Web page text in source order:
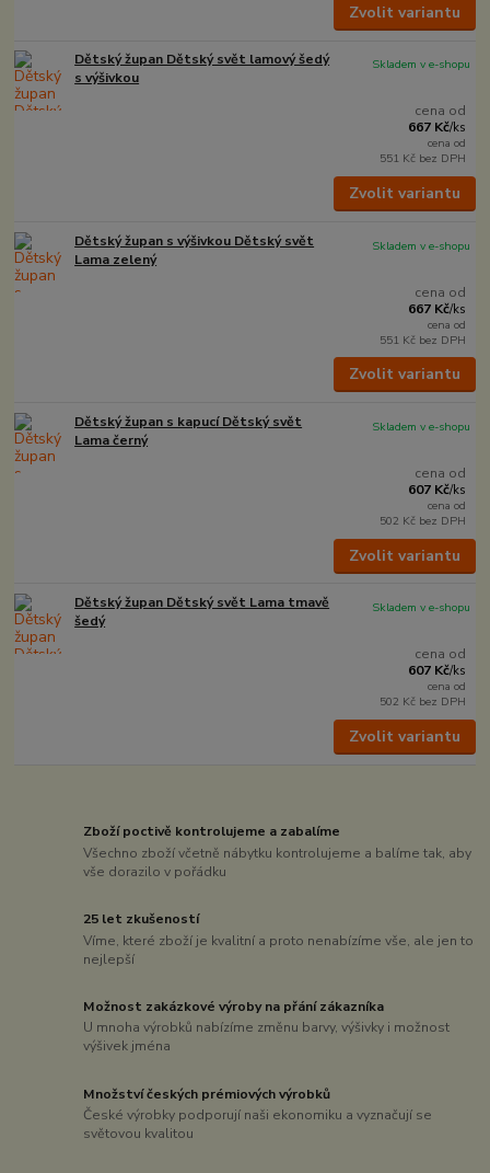
Zvolit variantu
Dětský župan Dětský svět lamový šedý
s výšivkou
cena od
667 Kč/ks
cena od
551 Kč bez DPH
Skladem v e-shopu
Zvolit variantu
Dětský župan s výšivkou Dětský svět
Lama zelený
cena od
667 Kč/ks
cena od
551 Kč bez DPH
Skladem v e-shopu
Zvolit variantu
Dětský župan s kapucí Dětský svět
Lama černý
cena od
607 Kč/ks
cena od
502 Kč bez DPH
Skladem v e-shopu
Zvolit variantu
Dětský župan Dětský svět Lama tmavě
šedý
cena od
607 Kč/ks
cena od
502 Kč bez DPH
Skladem v e-shopu
Zvolit variantu
Zboží poctivě kontrolujeme a zabalíme
Všechno zboží včetně nábytku kontrolujeme a balíme tak, aby
vše dorazilo v pořádku
25 let zkušeností
Víme, které zboží je kvalitní a proto nenabízíme vše, ale jen to
nejlepší
Možnost zakázkové výroby na přání zákazníka
U mnoha výrobků nabízíme změnu barvy, výšivky i možnost
výšivek jména
Množství českých prémiových výrobků
České výrobky podporují naši ekonomiku a vyznačují se
světovou kvalitou